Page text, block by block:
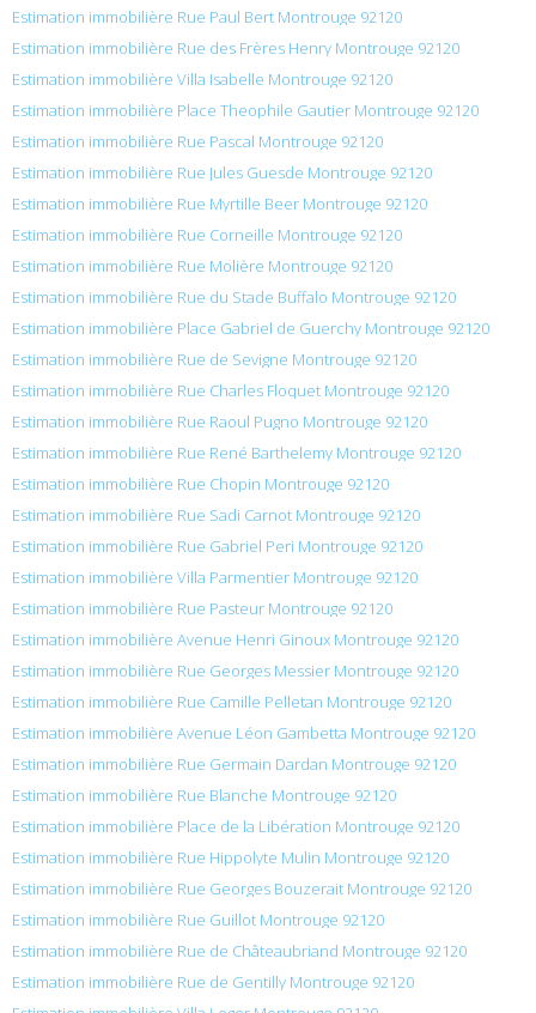
Estimation immobilière Rue Paul Bert Montrouge 92120
Estimation immobilière Rue des Frères Henry Montrouge 92120
Estimation immobilière Villa Isabelle Montrouge 92120
Estimation immobilière Place Theophile Gautier Montrouge 92120
Estimation immobilière Rue Pascal Montrouge 92120
Estimation immobilière Rue Jules Guesde Montrouge 92120
Estimation immobilière Rue Myrtille Beer Montrouge 92120
Estimation immobilière Rue Corneille Montrouge 92120
Estimation immobilière Rue Molière Montrouge 92120
Estimation immobilière Rue du Stade Buffalo Montrouge 92120
Estimation immobilière Place Gabriel de Guerchy Montrouge 92120
Estimation immobilière Rue de Sevigne Montrouge 92120
Estimation immobilière Rue Charles Floquet Montrouge 92120
Estimation immobilière Rue Raoul Pugno Montrouge 92120
Estimation immobilière Rue René Barthelemy Montrouge 92120
Estimation immobilière Rue Chopin Montrouge 92120
Estimation immobilière Rue Sadi Carnot Montrouge 92120
Estimation immobilière Rue Gabriel Peri Montrouge 92120
Estimation immobilière Villa Parmentier Montrouge 92120
Estimation immobilière Rue Pasteur Montrouge 92120
Estimation immobilière Avenue Henri Ginoux Montrouge 92120
Estimation immobilière Rue Georges Messier Montrouge 92120
Estimation immobilière Rue Camille Pelletan Montrouge 92120
Estimation immobilière Avenue Léon Gambetta Montrouge 92120
Estimation immobilière Rue Germain Dardan Montrouge 92120
Estimation immobilière Rue Blanche Montrouge 92120
Estimation immobilière Place de la Libération Montrouge 92120
Estimation immobilière Rue Hippolyte Mulin Montrouge 92120
Estimation immobilière Rue Georges Bouzerait Montrouge 92120
Estimation immobilière Rue Guillot Montrouge 92120
Estimation immobilière Rue de Châteaubriand Montrouge 92120
Estimation immobilière Rue de Gentilly Montrouge 92120